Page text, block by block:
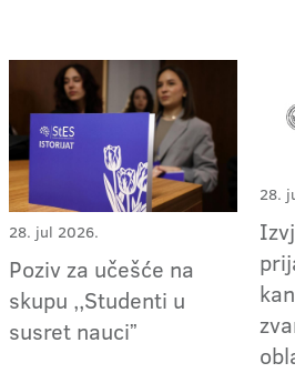
28. jul 2026.
Poziv za učešće na
skupu ,,Studenti u
susret nauciˮ
28.